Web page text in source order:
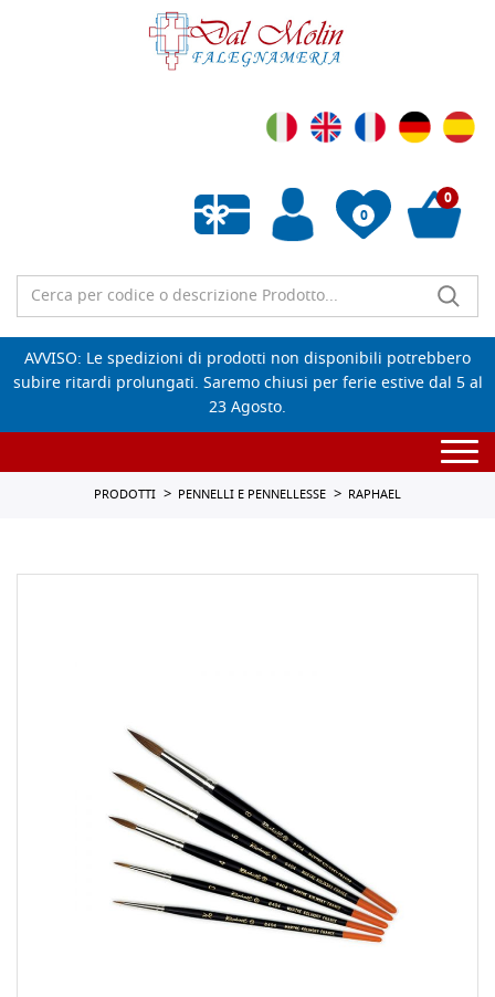
0
Wishlist vuota
0
AVVISO: Le spedizioni di prodotti non disponibili potrebbero
subire ritardi prolungati. Saremo chiusi per ferie estive dal 5 al
23 Agosto.
PRODOTTI PENNELLI E PENNELLESSE RAPHAEL